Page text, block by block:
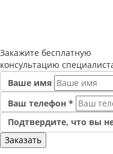
Закажите бесплатную
консультацию
Ваше имя
Ваш телефон *
Подтвердите, что вы